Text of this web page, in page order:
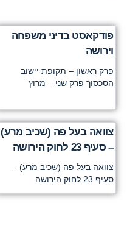
פודקאסט בדיני משפחה
וירושה
פרק ראשון – תקופת יישוב
הסכסוך פרק שני – מרוץ
צוואה בעל פה (שכיב מרע)
– סעיף 23 לחוק הירושה
צוואה בעל פה (שכיב מרע) –
סעיף 23 לחוק הירושה